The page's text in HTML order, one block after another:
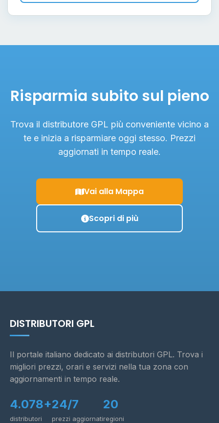
Risparmia subito sul pieno
Trova il distributore GPL più conveniente vicino a
te e inizia a risparmiare oggi stesso. Prezzi
aggiornati in tempo reale.
Vai alla Mappa
Scopri di più
DISTRIBUTORI GPL
Il portale italiano dedicato ai distributori GPL. Trova i
migliori prezzi, orari e servizi nella tua zona con
aggiornamenti in tempo reale.
4.078+
distributori
24/7
prezzi aggiornati
20
regioni